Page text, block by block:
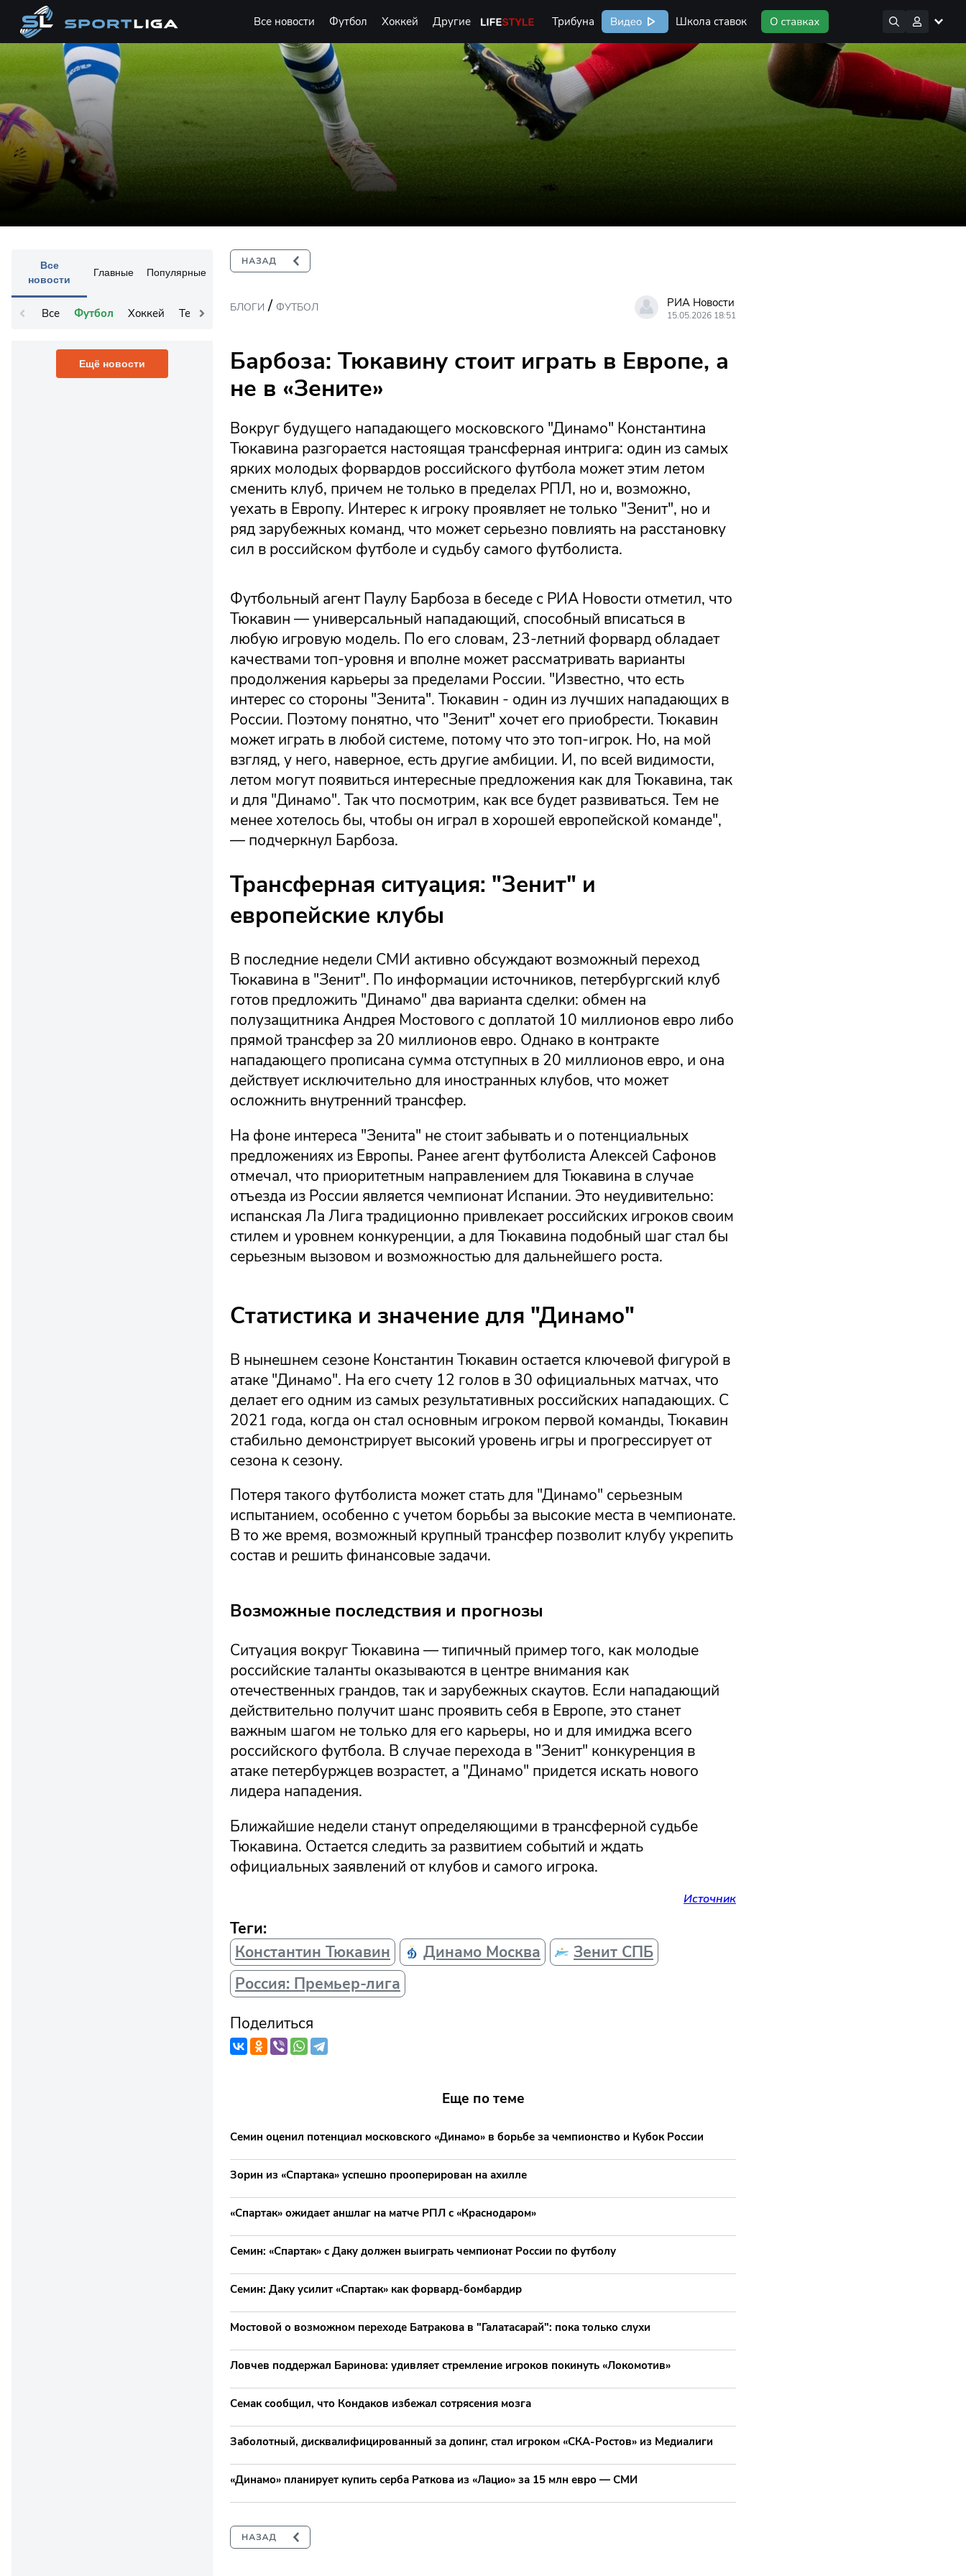
Все новости Футбол Хоккей Другие Life Style Трибуна Видео Школа ставок
Все
новости
Главные Популярные
Все Футбол Хоккей Теннис Остальное
Ещё новости
БЛОГИ / ФУТБОЛ РИА Новости
15.05.2026 18:51
Барбоза: Тюкавину стоит играть в Европе, а
не в «Зените»
Вокруг будущего нападающего московского "Динамо" Константина
Тюкавина разгорается настоящая трансферная интрига: один из самых
ярких молодых форвардов российского футбола может этим летом
сменить клуб, причем не только в пределах РПЛ, но и, возможно,
уехать в Европу. Интерес к игроку проявляет не только "Зенит", но и
ряд зарубежных команд, что может серьезно повлиять на расстановку
сил в российском футболе и судьбу самого футболиста.
Футбольный агент Паулу Барбоза в беседе с РИА Новости отметил, что
Тюкавин — универсальный нападающий, способный вписаться в
любую игровую модель. По его словам, 23-летний форвард обладает
качествами топ-уровня и вполне может рассматривать варианты
продолжения карьеры за пределами России. "Известно, что есть
интерес со стороны "Зенита". Тюкавин - один из лучших нападающих в
России. Поэтому понятно, что "Зенит" хочет его приобрести. Тюкавин
может играть в любой системе, потому что это топ-игрок. Но, на мой
взгляд, у него, наверное, есть другие амбиции. И, по всей видимости,
летом могут появиться интересные предложения как для Тюкавина, так
и для "Динамо". Так что посмотрим, как все будет развиваться. Тем не
менее хотелось бы, чтобы он играл в хорошей европейской команде",
— подчеркнул Барбоза.
Трансферная ситуация: "Зенит" и
европейские клубы
В последние недели СМИ активно обсуждают возможный переход
Тюкавина в "Зенит". По информации источников, петербургский клуб
готов предложить "Динамо" два варианта сделки: обмен на
полузащитника Андрея Мостового с доплатой 10 миллионов евро либо
прямой трансфер за 20 миллионов евро. Однако в контракте
нападающего прописана сумма отступных в 20 миллионов евро, и она
действует исключительно для иностранных клубов, что может
осложнить внутренний трансфер.
На фоне интереса "Зенита" не стоит забывать и о потенциальных
предложениях из Европы. Ранее агент футболиста Алексей Сафонов
отмечал, что приоритетным направлением для Тюкавина в случае
отъезда из России является чемпионат Испании. Это неудивительно:
испанская Ла Лига традиционно привлекает российских игроков своим
стилем и уровнем конкуренции, а для Тюкавина подобный шаг стал бы
серьезным вызовом и возможностью для дальнейшего роста.
Статистика и значение для "Динамо"
В нынешнем сезоне Константин Тюкавин остается ключевой фигурой в
атаке "Динамо". На его счету 12 голов в 30 официальных матчах, что
делает его одним из самых результативных российских нападающих. С
2021 года, когда он стал основным игроком первой команды, Тюкавин
стабильно демонстрирует высокий уровень игры и прогрессирует от
сезона к сезону.
Потеря такого футболиста может стать для "Динамо" серьезным
испытанием, особенно с учетом борьбы за высокие места в чемпионате.
В то же время, возможный крупный трансфер позволит клубу укрепить
состав и решить финансовые задачи.
Возможные последствия и прогнозы
Ситуация вокруг Тюкавина — типичный пример того, как молодые
российские таланты оказываются в центре внимания как
отечественных грандов, так и зарубежных скаутов. Если нападающий
действительно получит шанс проявить себя в Европе, это станет
важным шагом не только для его карьеры, но и для имиджа всего
российского футбола. В случае перехода в "Зенит" конкуренция в
атаке петербуржцев возрастет, а "Динамо" придется искать нового
лидера нападения.
Ближайшие недели станут определяющими в трансферной судьбе
Тюкавина. Остается следить за развитием событий и ждать
официальных заявлений от клубов и самого игрока.
Источник
Теги:
Константин Тюкавин
Динамо Москва
Зенит СПБ
Россия: Премьер-лига
Поделиться
Еще по теме
Семин оценил потенциал московского «Динамо» в борьбе за чемпионство и Кубок России
Зорин из «Спартака» успешно прооперирован на ахилле
«Спартак» ожидает аншлаг на матче РПЛ с «Краснодаром»
Семин: «Спартак» с Даку должен выиграть чемпионат России по футболу
Семин: Даку усилит «Спартак» как форвард-бомбардир
Мостовой о возможном переходе Батракова в "Галатасарай": пока только слухи
Ловчев поддержал Баринова: удивляет стремление игроков покинуть «Локомотив»
Семак сообщил, что Кондаков избежал сотрясения мозга
Заболотный, дисквалифицированный за допинг, стал игроком «СКА-Ростов» из Медиалиги
«Динамо» планирует купить серба Раткова из «Лацио» за 15 млн евро — СМИ